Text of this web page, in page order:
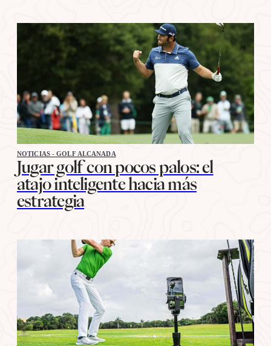
NOTICIAS - GOLF ALCANADA
Jugar golf con pocos palos: el
atajo inteligente hacia más
estrategia